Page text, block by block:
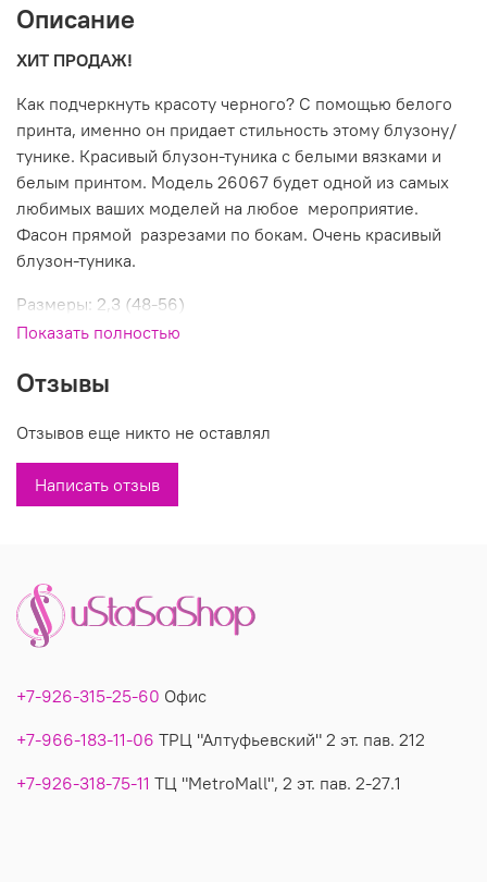
Описание
ХИТ ПРОДАЖ!
Как подчеркнуть красоту черного? С помощью белого
принта, именно он придает стильность этому блузону/
тунике. Красивый блузон-туника с белыми вязками и
белым принтом. Модель 26067 будет одной из самых
любимых ваших моделей на любое мероприятие.
Фасон прямой разрезами по бокам. Очень красивый
блузон-туника.
Размеры: 2,3 (48-56)
Производитель: Турция
Вы можете купить красивый черный блузон/тунику с
белым принтом модель 26067 в магазине У Стаса,
Блузон 26067: фото, описание..
Показать полностью
Отзывы
Отзывов еще никто не оставлял
Написать отзыв
+7-926-315-25-60 Офис
+7-966-183-11-06 ТРЦ "Алтуфьевский" 2 эт. пав. 212
+7-926-318-75-11 ТЦ "MetroMall", 2 эт. пав. 2-27.1